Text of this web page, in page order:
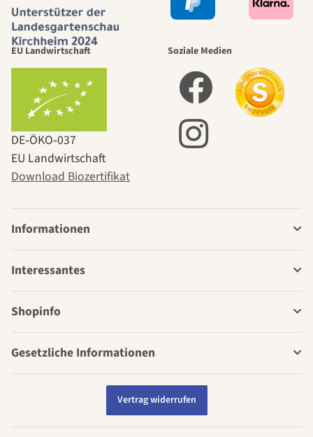
EU Landwirtschaft
DE‑ÖKO‑037
EU Landwirtschaft
Download Biozertifikat
Soziale Medien
Informationen
Interessantes
Shopinfo
Gesetzliche Informationen
Vertrag widerrufen